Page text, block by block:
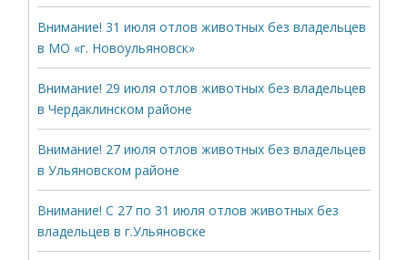
Внимание! 31 июля отлов животных без владельцев
в МО «г. Новоульяновск»
Внимание! 29 июля отлов животных без владельцев
в Чердаклинском районе
Внимание! 27 июля отлов животных без владельцев
в Ульяновском районе
Внимание! С 27 по 31 июля отлов животных без
владельцев в г.Ульяновске